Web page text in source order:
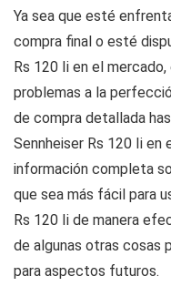
Ya sea que esté
compra final o esté
Rs 120 Ii en el
problemas a la
de compra detallada
Sennheiser Rs 120 Ii en
información completa
que sea más fácil para
Rs 120 Ii de manera
de algunas otras cosas
para aspectos futuros.